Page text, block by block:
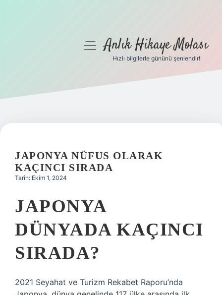
Gizlilik Politikası
Yasal Uyarı
menüyüAnlık Hikaye Molası
Hızlı bilgilerle gününü şenlendir!
JAPONYA NÜFUS OLARAK
KAÇINCI SIRADA
Tarih: Ekim 1, 2024
JAPONYA
DÜNYADA KAÇINCI
SIRADA?
2021 Seyahat ve Turizm Rekabet Raporu’nda